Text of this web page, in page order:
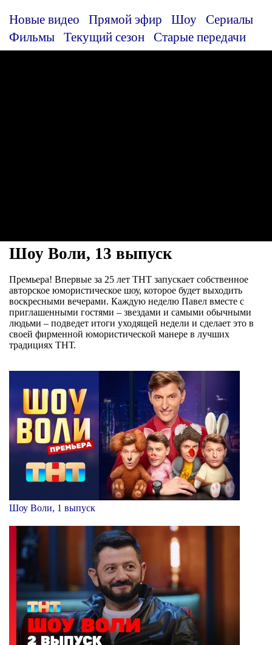
Новые видео Прямой эфир Шоу
Сериалы
Фильмы
Текущий сезон Старые передачи
Шоу Воли, 13 выпуск
Премьера! Впервые за 25 лет ТНТ запускает собственное
авторское юмористическое шоу, которое будет выходить
воскресными вечерами. Каждую неделю Павел вместе с
приглашенными гостями – звездами и самыми обычными
людьми – подведет итоги уходящей недели и сделает это в
своей фирменной юмористической манере в лучших
традициях ТНТ.
Шоу Воли, 1 выпуск